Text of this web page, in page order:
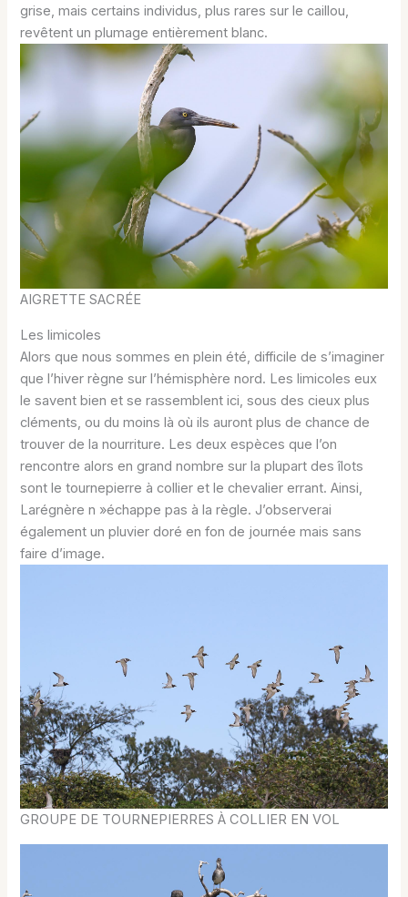
grise, mais certains individus, plus rares sur le caillou,
revêtent un plumage entièrement blanc.
AIGRETTE SACRÉE
Les limicoles
Alors que nous sommes en plein été, difficile de s’imaginer
que l’hiver règne sur l’hémisphère nord. Les limicoles eux
le savent bien et se rassemblent ici, sous des cieux plus
cléments, ou du moins là où ils auront plus de chance de
trouver de la nourriture. Les deux espèces que l’on
rencontre alors en grand nombre sur la plupart des îlots
sont le tournepierre à collier et le chevalier errant. Ainsi,
Larégnère n »échappe pas à la règle. J’observerai
également un pluvier doré en fon de journée mais sans
faire d’image.
GROUPE DE TOURNEPIERRES À COLLIER EN VOL